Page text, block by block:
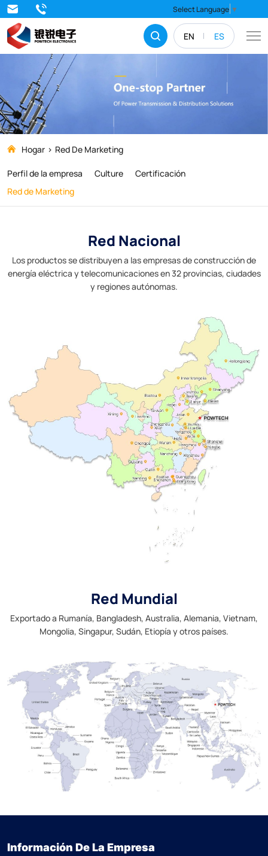
EN ES
Select Language ▼
QINGDAO
POWTECH
ELECTRONICS
LTD.
Hogar
Red De Marketing
Perfil de la empresa
Culture
Certificación
Red de Marketing
Red Nacional
Los productos se distribuyen a las empresas de construcción de
energía eléctrica y telecomunicaciones en 32 provincias, ciudades
y regiones autónomas.
Red Mundial
Exportado a Rumanía, Bangladesh, Australia, Alemania, Vietnam,
Mongolia, Singapur, Sudán, Etiopía y otros países.
Información De La Empresa